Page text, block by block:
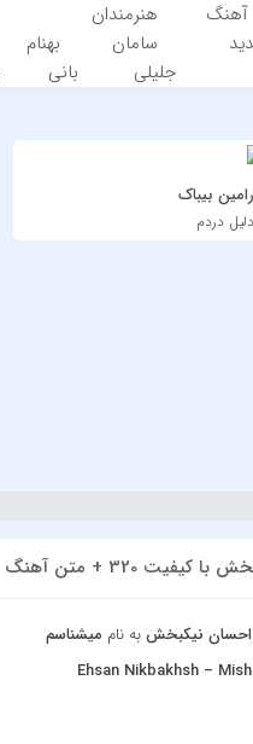
آهنگ
هنرمندان
سامان
جلیلی
بهنام
بانی
رامین بیباک
دلیل دردم
320 + متن آهنگ
احسان نیکبخشبه نام میشناسم
Ehsan Nikbakhsh –